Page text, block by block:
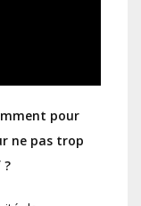
pour
ne pas trop
?